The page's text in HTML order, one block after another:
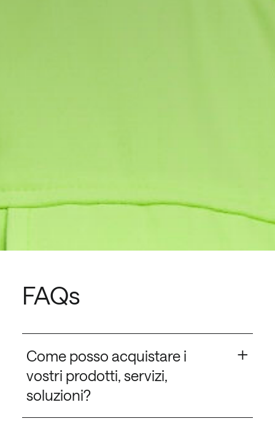
FAQs
Come posso acquistare i
vostri prodotti, servizi,
soluzioni?
+